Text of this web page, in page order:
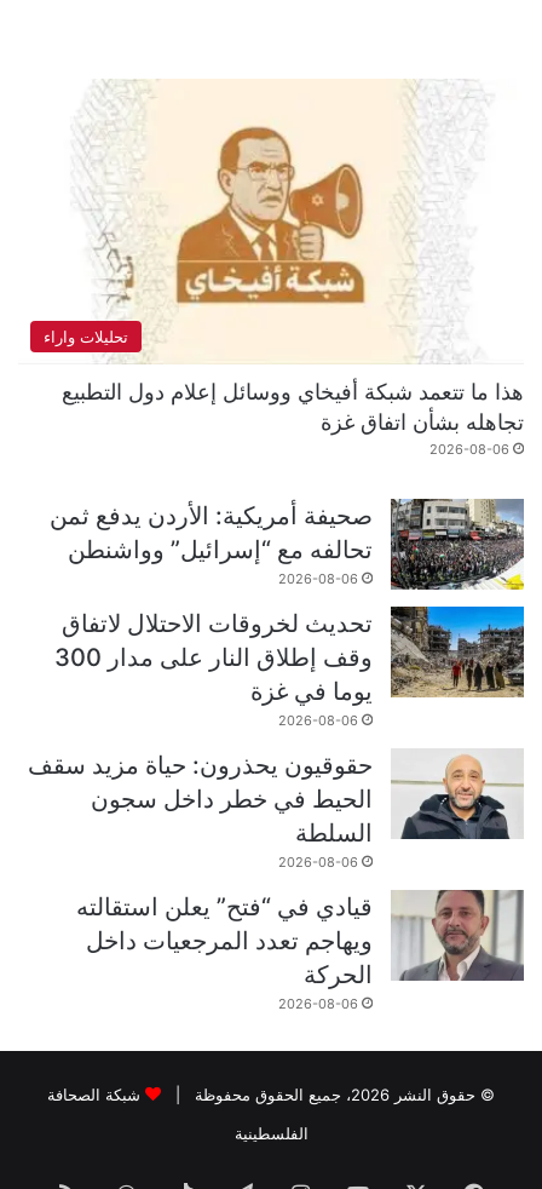
تحليلات واراء
هذا ما تتعمد شبكة أفيخاي ووسائل إعلام دول التطبيع
تجاهله بشأن اتفاق غزة
2026-08-06
صحيفة أمريكية: الأردن يدفع ثمن
تحالفه مع “إسرائيل” وواشنطن
2026-08-06
تحديث لخروقات الاحتلال لاتفاق
وقف إطلاق النار على مدار 300
يوما في غزة
2026-08-06
حقوقيون يحذرون: حياة مزيد سقف
الحيط في خطر داخل سجون
السلطة
2026-08-06
قيادي في “فتح” يعلن استقالته
ويهاجم تعدد المرجعيات داخل
الحركة
2026-08-06
© حقوق النشر 2026، جميع الحقوق محفوظة |
شبكة الصحافة
الفلسطينية